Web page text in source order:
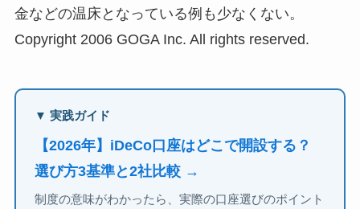
金などの温床となっている例も少なくない。
Copyright 2006 GOGA Inc. All rights reserved.
▼ 実践ガイド
【2026年】iDeCo口座はどこで開設する？
選び方3基準と2社比較 →
制度の意味がわかったら、実際の口座選びのポイント